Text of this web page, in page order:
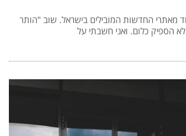
מאתרי החדשות המובילים בישראל. שוב "הותר